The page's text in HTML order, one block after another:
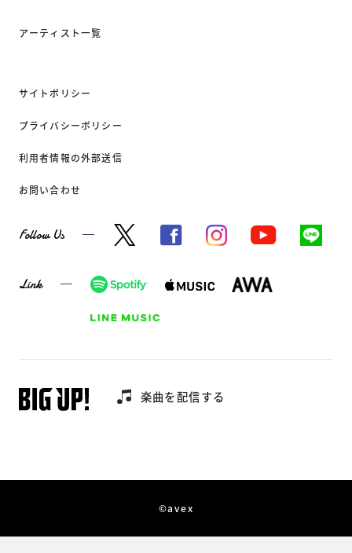
アーティスト一覧
サイトポリシー
プライバシーポリシー
利用者情報の外部送信
お問い合わせ
Follow Us
Link
楽曲を配信する
©avex